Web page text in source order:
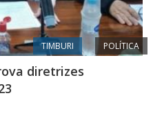
TIMBURI POLÍTICA
diretrizes